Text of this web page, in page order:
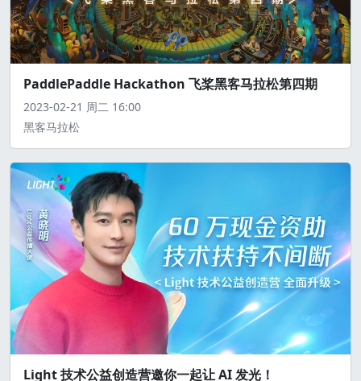
PaddlePaddle Hackathon 飞桨黑客马拉松第四期
2023-02-21 周二 16:00
黑客马拉松
Light 技术公益创造营邀你一起让 AI 发光！